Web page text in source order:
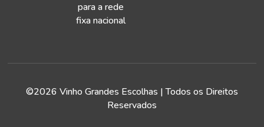
para a rede
fixa nacional
©2026 Vinho Grandes Escolhas | Todos os Direitos
Reservados